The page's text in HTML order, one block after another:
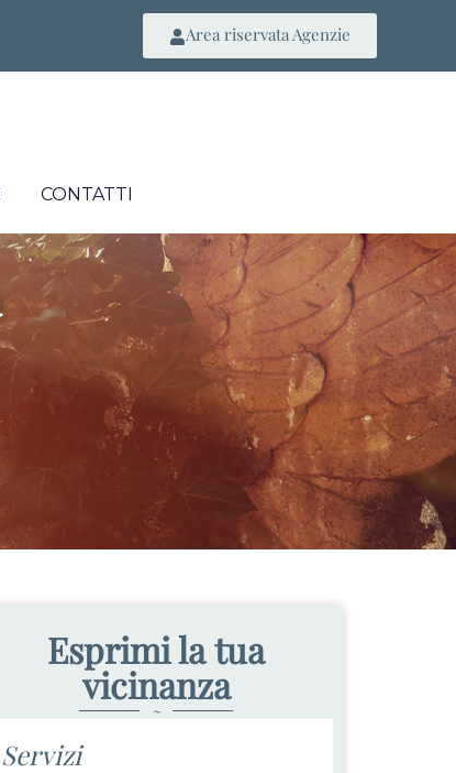
Area riservata Agenzie
CONTATTI
Esprimi la tua
vicinanza
~
Servizi